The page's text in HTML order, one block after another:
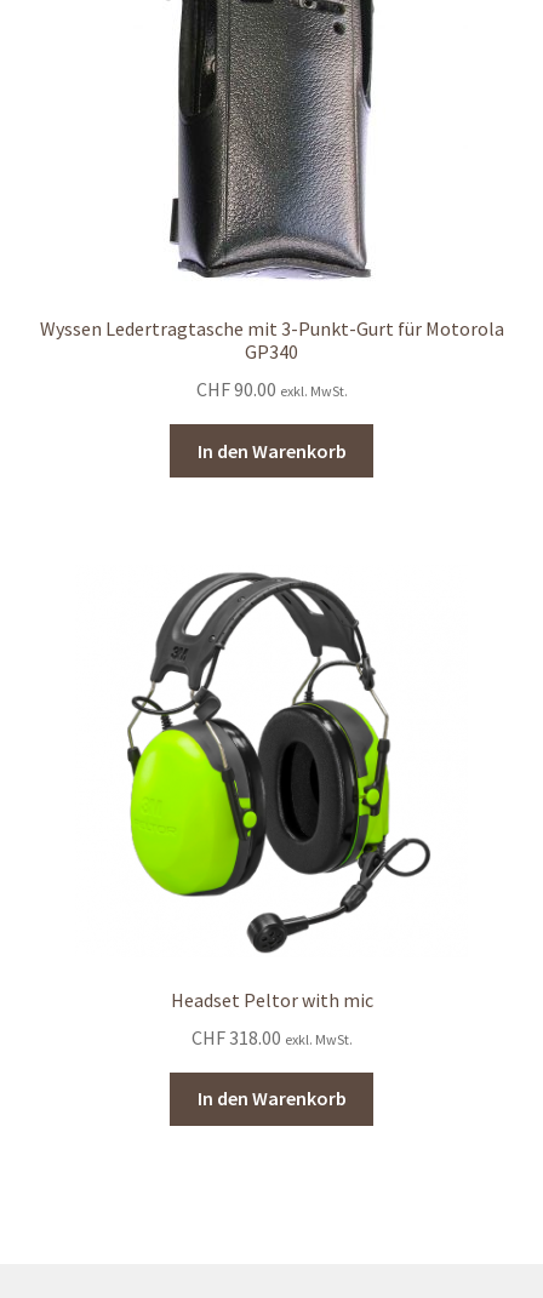
Wyssen Ledertragtasche mit 3-Punkt-Gurt für Motorola
GP340
CHF90.00 exkl. MwSt.
In den Warenkorb
Headset Peltor with mic
CHF318.00 exkl. MwSt.
In den Warenkorb